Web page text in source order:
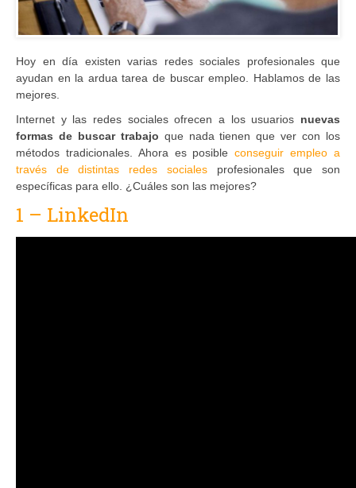
Hoy en día existen varias redes sociales profesionales que
ayudan en la ardua tarea de buscar empleo. Hablamos de las
mejores.
Internet y las redes sociales ofrecen a los usuarios nuevas
formas de buscar trabajo que nada tienen que ver con los
métodos tradicionales. Ahora es posibleconseguir empleo a
través de distintas redes sociales profesionales que son
específicas para ello. ¿Cuáles son las mejores?
1 – LinkedIn